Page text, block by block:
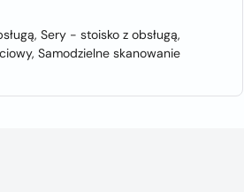
Sery - stoisko z obsługą,
Samodzielne skanowanie